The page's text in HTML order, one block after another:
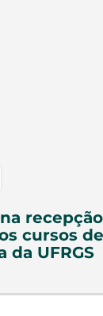
na
cursos de
da UFRGS